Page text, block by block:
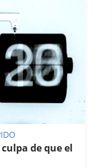
de que el